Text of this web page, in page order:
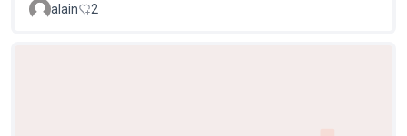
alain 2